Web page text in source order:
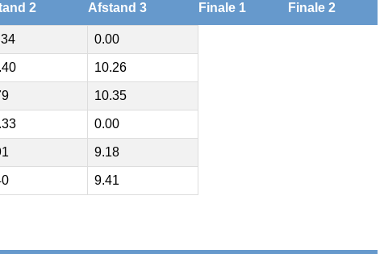
2 Afstand 3 Finale 1 Finale 2
0.00
10.26
10.35
0.00
9.18
9.41